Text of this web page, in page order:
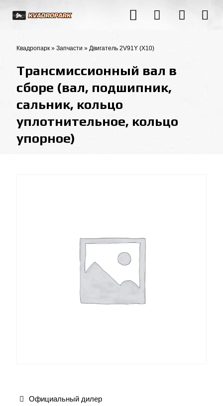
Квадропарк » Запчасти » Двигатель 2V91Y (X10)
Трансмиссионный вал в
сборе (вал, подшипник,
сальник, кольцо
уплотнительное, кольцо
упорное)
Официальный дилер